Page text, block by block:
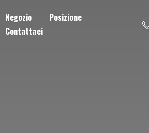
Negozio
Posizione
Contattaci